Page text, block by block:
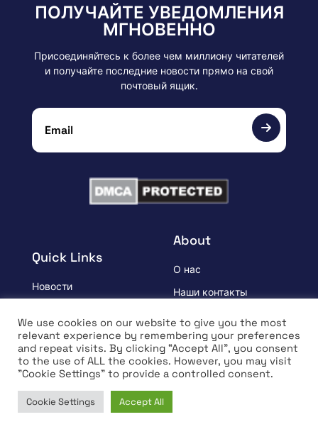
Home News
Quick Links
Новости
Прогноз цен
Пресс-релиз
Спонсируемый
УЗНАВАЙ
About
О нас
Наши контакты
Crypto, Blockchain,
Web3 Events
Партнеры
ПОЛУЧАЙТЕ УВЕДОМЛЕНИЯ
МГНОВЕННО
Присоединяйтесь к более чем миллиону читателей
и получайте последние новости прямо на свой
почтовый ящик.
We use cookies on our website to give you the most
relevant experience by remembering your preferences
and repeat visits. By clicking “Accept All”, you consent
to the use of ALL the cookies. However, you may visit
"Cookie Settings" to provide a controlled consent.
Cookie Settings Accept All